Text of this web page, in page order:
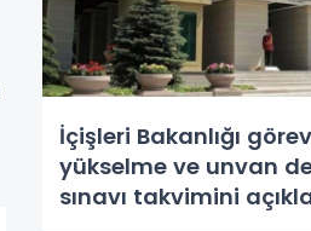
İçişleri Bakanlığı
yükselme ve unvan
sınavı takvimini